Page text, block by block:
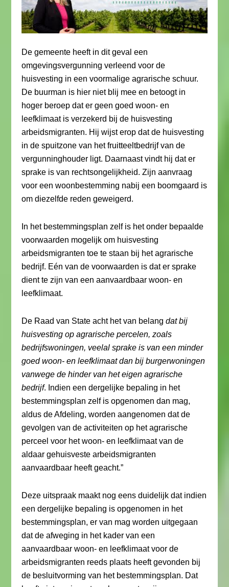
De gemeente heeft in dit geval een
omgevingsvergunning verleend voor de
huisvesting in een voormalige agrarische schuur.
De buurman is hier niet blij mee en betoogt in
hoger beroep dat er geen goed woon- en
leefklimaat is verzekerd bij de huisvesting
arbeidsmigranten. Hij wijst erop dat de huisvesting
in de spuitzone van het fruitteeltbedrijf van de
vergunninghouder ligt. Daarnaast vindt hij dat er
sprake is van rechtsongelijkheid. Zijn aanvraag
voor een woonbestemming nabij een boomgaard is
om diezelfde reden geweigerd.
In het bestemmingsplan zelf is het onder bepaalde
voorwaarden mogelijk om huisvesting
arbeidsmigranten toe te staan bij het agrarische
bedrijf. Eén van de voorwaarden is dat er sprake
dient te zijn van een aanvaardbaar woon- en
leefklimaat.
De Raad van State acht het van belangdat bij
huisvesting op agrarische percelen, zoals
bedrijfswoningen, veelal sprake is van een minder
goed woon- en leefklimaat dan bij burgerwoningen
vanwege de hinder van het eigen agrarische
bedrijf. Indien een dergelijke bepaling in het
bestemmingsplan zelf is opgenomen dan mag,
aldus de Afdeling, worden aangenomen dat de
gevolgen van de activiteiten op het agrarische
perceel voor het woon- en leefklimaat van de
aldaar gehuisveste arbeidsmigranten
aanvaardbaar heeft geacht.”
Deze uitspraak maakt nog eens duidelijk dat indien
een dergelijke bepaling is opgenomen in het
bestemmingsplan, er van mag worden uitgegaan
dat de afweging in het kader van een
aanvaardbaar woon- en leefklimaat voor de
arbeidsmigranten reeds plaats heeft gevonden bij
de besluitvorming van het bestemmingsplan. Dat